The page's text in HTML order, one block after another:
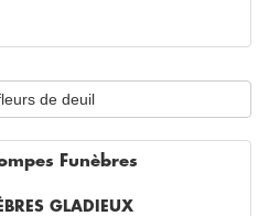
de deuil
Funèbres
GLADIEUX